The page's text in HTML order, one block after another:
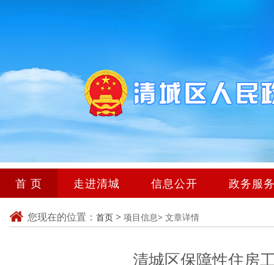
首 页 走进清城 信息公开 政务服
您现在的位置： 首页 > 项目信息> 文章详情
清城区保障性住房